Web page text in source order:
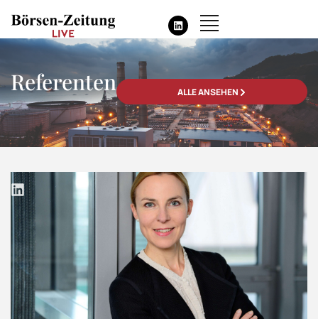
Referenten ALLE ANSEHEN